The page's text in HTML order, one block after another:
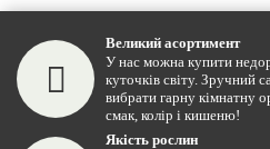
Великий асортимент
У нас можна купити
куточків світу. Зручний
вибрати гарну кімнатну
смак, колір і кишеню!
Якість рослин